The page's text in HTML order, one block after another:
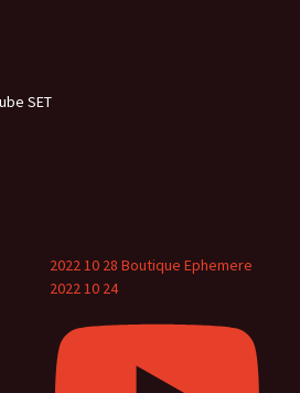
SET
2022 10 28 Boutique Ephemere
2022 10 24